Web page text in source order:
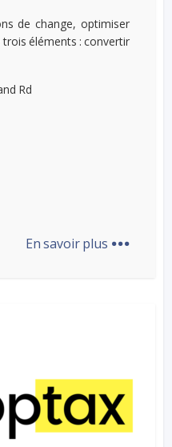
de change, optimiser
éléments : convertir
Rd
En savoir plus ...